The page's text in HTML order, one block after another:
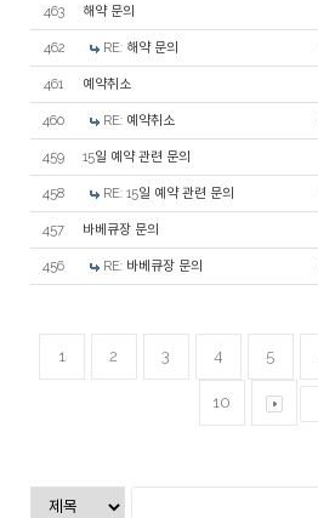
463 해약 문의
462 RE: 해약 문의
461 예약취소
460 RE: 예약취소
459 15일 예약 관련 문의
458 RE: 15일 예약 관련 문의
457 바베큐장 문의
456 RE: 바베큐장 문의
1 2 3 4 5
10